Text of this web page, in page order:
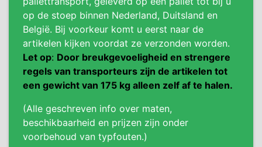
op de stoep binnen Nederland, Duitsland en
België. Bij voorkeur komt u eerst naar de
artikelen kijken voordat ze verzonden worden.
Let op: Door breukgevoeligheid en strengere
regels van transporteurs zijn de artikelen tot
een gewicht van 175 kg alleen zelf af te halen.
(Alle geschreven info over maten,
beschikbaarheid en prijzen zijn onder
voorbehoud van typfouten.)